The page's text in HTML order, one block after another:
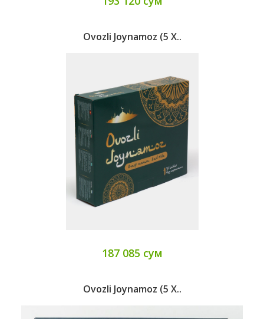
Ovozli Joynamoz (5 X..
187 085 сум
Ovozli Joynamoz (5 X..